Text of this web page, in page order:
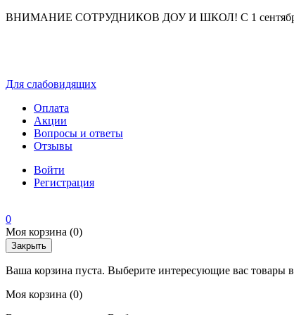
ВНИМАНИЕ СОТРУДНИКОВ ДОУ И ШКОЛ! С 1 сентября
Для слабовидящих
Оплата
Акции
Вопросы и ответы
Отзывы
Войти
Регистрация
0
Моя корзина (0)
Закрыть
Ваша корзина пуста. Выберите интересующие вас товары в
Моя корзина (0)